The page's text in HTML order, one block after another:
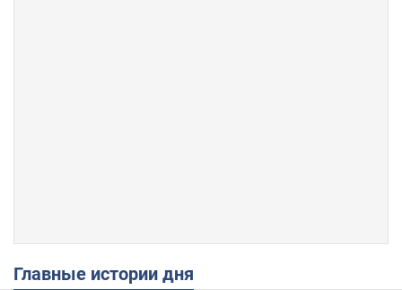
Главные истории дня